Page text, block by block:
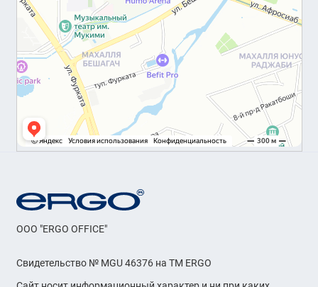
OOO "ERGO OFFICE"
Свидетельство № MGU 46376 на ТМ ERGO